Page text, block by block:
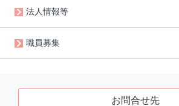
法人情報等
職員募集
お問合せ先